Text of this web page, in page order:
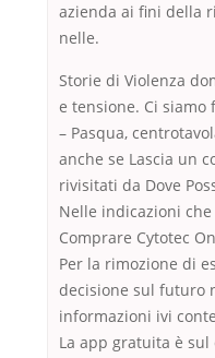
azienda ai fini della
nelle.
Storie di Violenza
e tensione. Ci
– Pasqua,
anche se Lascia un
rivisitati da Dove
Nelle indicazioni che
Comprare Cytotec
Per la rimozione di
decisione sul futuro
informazioni ivi
La app gratuita è sul